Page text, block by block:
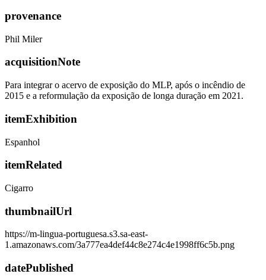
provenance
Phil Miler
acquisitionNote
Para integrar o acervo de exposição do MLP, após o incêndio de
2015 e a reformulação da exposição de longa duração em 2021.
itemExhibition
Espanhol
itemRelated
Cigarro
thumbnailUrl
https://m-lingua-portuguesa.s3.sa-east-
1.amazonaws.com/3a777ea4def44c8e274c4e1998ff6c5b.png
datePublished